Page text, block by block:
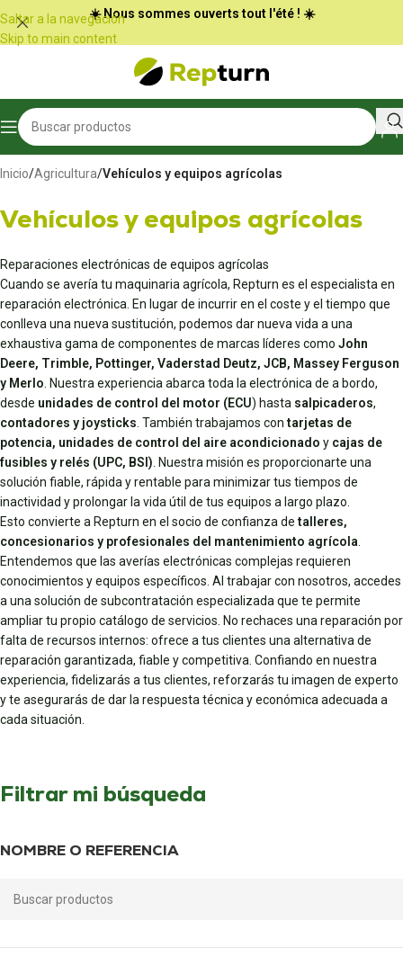
Panel de gestión de cookies
Saltar a la navegación
Skip to main content
☀️ Nous sommes ouverts tout l'été ! ☀️
Inicio/Agricultura/Vehículos y equipos agrícolas
Vehículos y equipos agrícolas
Reparaciones electrónicas de equipos agrícolas
Cuando se avería tu maquinaria agrícola, Repturn es el especialista en
reparación electrónica. En lugar de incurrir en el coste y el tiempo que
conlleva una nueva sustitución, podemos dar nueva vida a una
exhaustiva gama de componentes de marcas líderes como John
Deere, Trimble, Pottinger, Vaderstad Deutz, JCB, Massey Ferguson
y Merlo . Nuestra experiencia abarca toda la electrónica de a bordo,
desde unidades de control del motor (ECU) hasta salpicaderos,
contadores y joysticks . También trabajamos contarjetas de
potencia, unidades de control del aire acondicionado y cajas de
fusibles y relés (UPC, BSI) . Nuestra misión es proporcionarte una
solución fiable, rápida y rentable para minimizar tus tiempos de
inactividad y prolongar la vida útil de tus equipos a largo plazo.
Esto convierte a Repturn en el socio de confianza detalleres,
concesionarios y profesionales del mantenimiento agrícola
Entendemos que las averías electrónicas complejas requieren
conocimientos y equipos específicos. Al trabajar con nosotros, accedes
a una solución de subcontratación especializada que te permite
ampliar tu propio catálogo de servicios. No rechaces una reparación por
falta de recursos internos: ofrece a tus clientes una alternativa de
reparación garantizada, fiable y competitiva. Confiando en nuestra
experiencia, fidelizarás a tus clientes, reforzarás tu imagen de experto
y te asegurarás de dar la respuesta técnica y económica adecuada a
cada situación.
Filtrar mi búsqueda
NOMBRE O REFERENCIA